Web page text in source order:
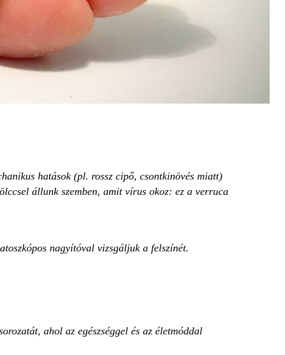
hatások (pl. rossz cipő, csontkinövés miatt)
állunk szemben, amit vírus okoz: ez a verruca
nagyítóval vizsgáljuk a felszínét.
ahol az egészséggel és az életmóddal